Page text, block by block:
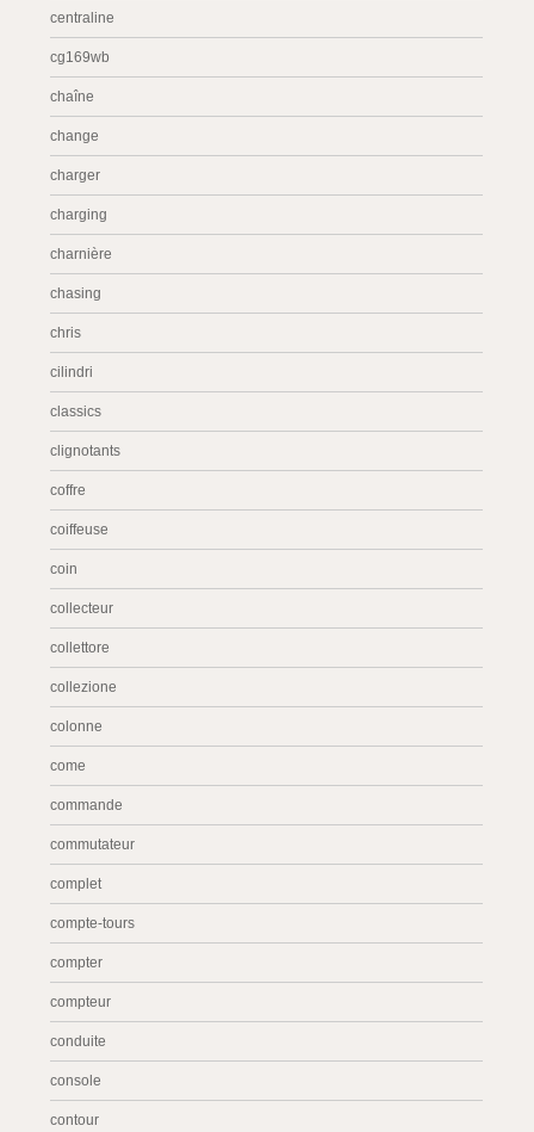
centraline
cg169wb
chaîne
change
charger
charging
charnière
chasing
chris
cilindri
classics
clignotants
coffre
coiffeuse
coin
collecteur
collettore
collezione
colonne
come
commande
commutateur
complet
compte-tours
compter
compteur
conduite
console
contour